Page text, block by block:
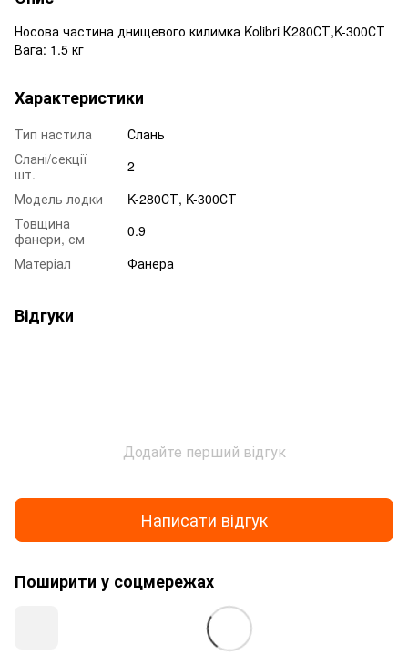
Носова частина днищевого килимка Kolibri К280СТ,K-300СТ
Вага: 1.5 кг
Характеристики
Тип настила
Слань
Слані/секції
шт.
2
Модель лодки
K-280СТ, K-300СТ
Товщина
фанери, см
0.9
Матеріал
Фанера
Відгуки
Додайте перший відгук
Написати відгук
Поширити у соцмережах